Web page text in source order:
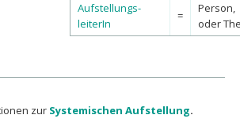
Aufstellungs-
leiterIn
=
oder
zur Systemischen Aufstellung.